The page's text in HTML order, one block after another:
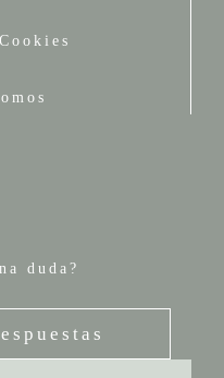
duda?